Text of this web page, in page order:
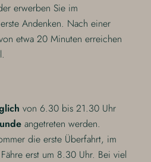
erwerben Sie im
Andenken. Nach einer
etwa 20 Minuten erreichen
von 6.30 bis 21.30 Uhr
angetreten werden.
die erste Überfahrt, im
erst um 8.30 Uhr. Bei viel